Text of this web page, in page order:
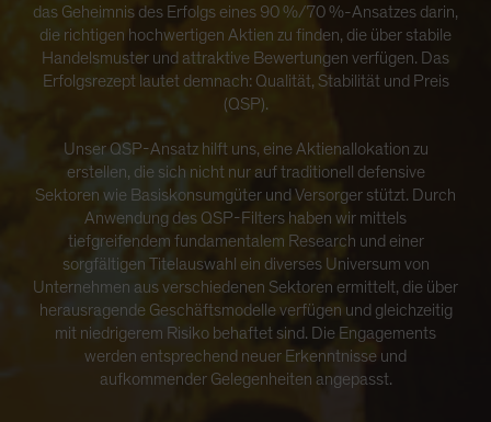
das Geheimnis des Erfolgs eines 90 %/70 %-Ansatzes darin,
die richtigen hochwertigen Aktien zu finden, die über stabile
Handelsmuster und attraktive Bewertungen verfügen. Das
Erfolgsrezept lautet demnach: Qualität, Stabilität und Preis
(QSP).
Unser QSP-Ansatz hilft uns, eine Aktienallokation zu
erstellen, die sich nicht nur auf traditionell defensive
Sektoren wie Basiskonsumgüter und Versorger stützt. Durch
Anwendung des QSP-Filters haben wir mittels
tiefgreifendem fundamentalem Research und einer
sorgfältigen Titelauswahl ein diverses Universum von
Unternehmen aus verschiedenen Sektoren ermittelt, die über
herausragende Geschäftsmodelle verfügen und gleichzeitig
mit niedrigerem Risiko behaftet sind. Die Engagements
werden entsprechend neuer Erkenntnisse und
aufkommender Gelegenheiten angepasst.